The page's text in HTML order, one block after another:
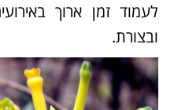
לעמוד זמן ארוך
ובצורת.